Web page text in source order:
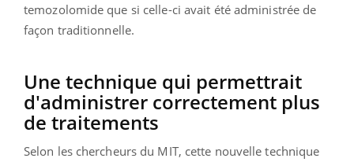
temozolomide que si celle-ci avait été administrée de
façon traditionnelle.
Une technique qui permettrait
d'administrer correctement plus
de traitements
Selon les chercheurs du MIT, cette nouvelle technique